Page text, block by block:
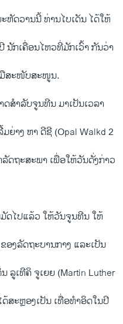
ຫັດວານນີ້ ທ່ານໄບເດັນ ໄດ້ໃຫ້
ນັກເຄື່ອນໄຫວທີ່ມັກເວົ້າ ກັນວ່າ
ສະໜັບສະໜູນ.
ສຳລັບຈູນທີນ ມາເປັນເວລາ
ຍ່າງ ຫາ ດີຊີ (Opal Walkd 2
ຖະສະພາ ເພື່ອໃຫ້ວັນດັ່ງກ່າວ
ດໄປແລ້ວ ໃຫ້ວັນຈູນທີນ ໃຫ້
ງລັດຖະບານກາງ ແລະເປັນ
ລູເທີຄິ ຈູເຍຍ (Martin Luther
ສະຫຼອງເປັນ ເທື່ອທຳອິດໃນປີ